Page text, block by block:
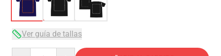
Ver guía de tallas